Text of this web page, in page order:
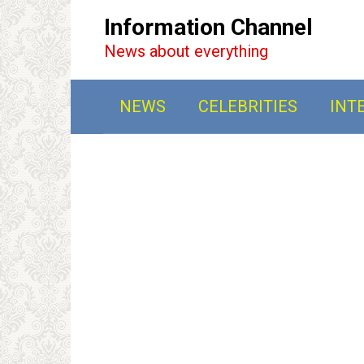
Information Channel
News about everything
NEWS CELEBRITIES